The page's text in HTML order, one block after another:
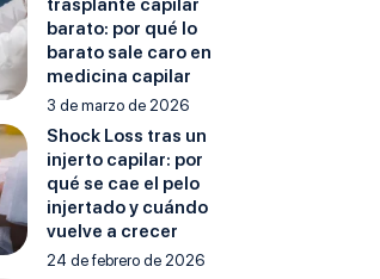
trasplante capilar
barato: por qué lo
barato sale caro en
medicina capilar
3 de marzo de 2026
Shock Loss tras un
injerto capilar: por
qué se cae el pelo
injertado y cuándo
vuelve a crecer
24 de febrero de 2026